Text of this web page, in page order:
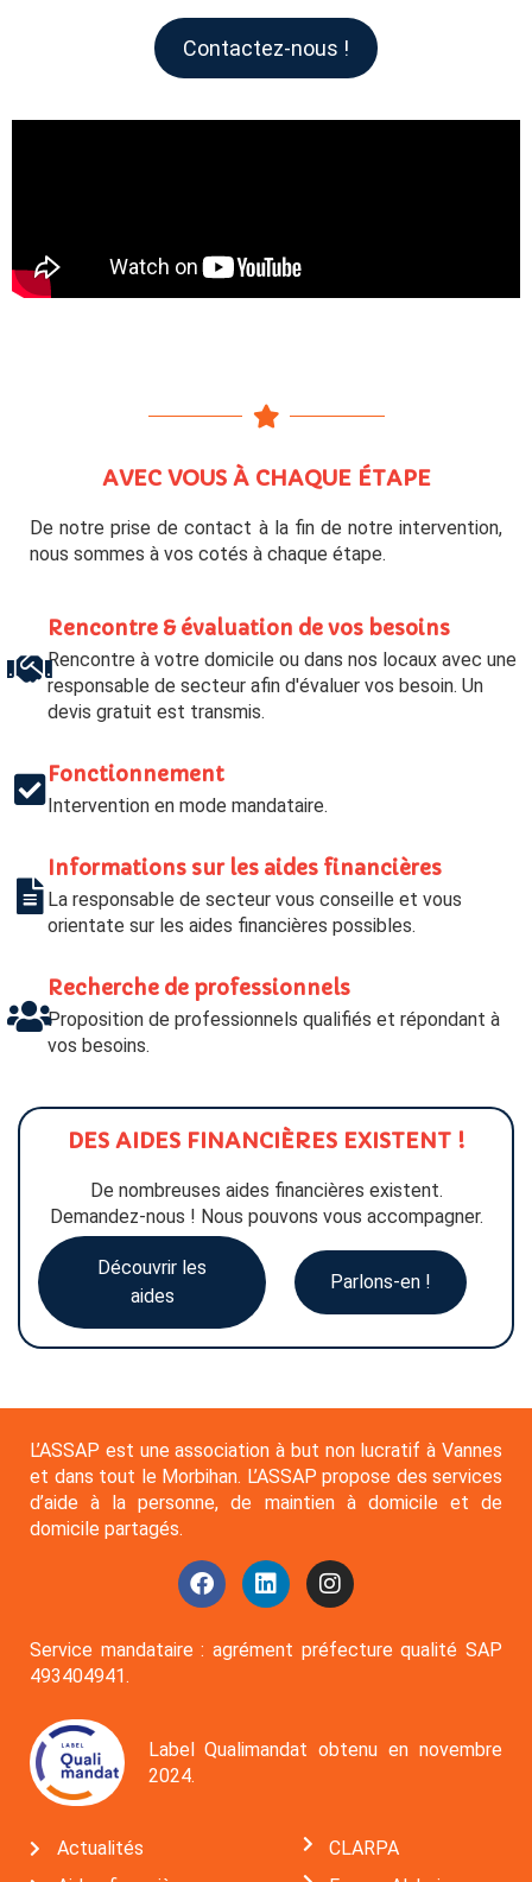
Contactez-nous !
AVEC VOUS À CHAQUE ÉTAPE
De notre prise de contact à la fin de notre intervention,
nous sommes à vos cotés à chaque étape.
Rencontre & évaluation de vos besoins
Rencontre à votre domicile ou dans nos locaux avec une
responsable de secteur afin d'évaluer vos besoin. Un
devis gratuit est transmis.
Fonctionnement
Intervention en mode mandataire.
Informations sur les aides financières
La responsable de secteur vous conseille et vous
orientate sur les aides financières possibles.
Recherche de professionnels
Proposition de professionnels qualifiés et répondant à
vos besoins.
DES AIDES FINANCIÈRES EXISTENT !
De nombreuses aides financières existent.
Demandez-nous ! Nous pouvons vous accompagner.
Découvrir les
aides
Parlons-en !
L’ASSAP est une association à but non lucratif à Vannes
et dans tout le Morbihan. L’ASSAP propose des services
d’aide à la personne, de maintien à domicile et de
domicile partagés.
Service mandataire : agrément préfecture qualité SAP
493404941.
Label Qualimandat obtenu en novembre
2024.
Actualités
CLARPA